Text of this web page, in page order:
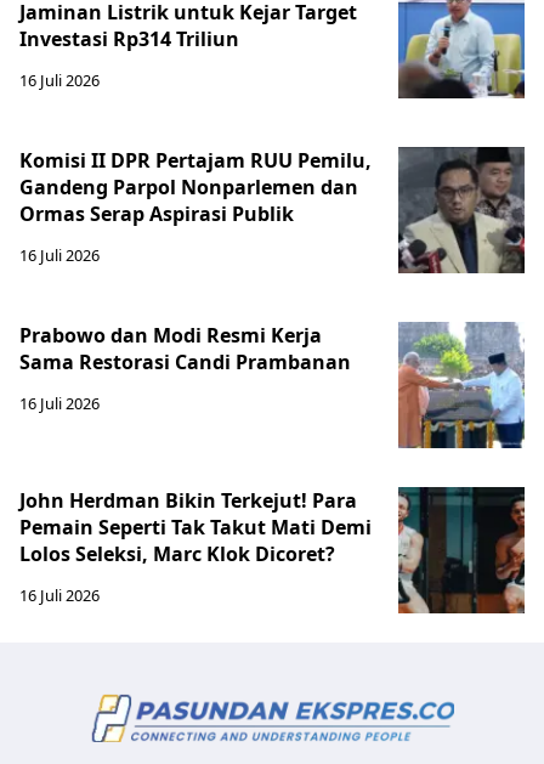
Jaminan Listrik untuk Kejar Target
Investasi Rp314 Triliun
16 Juli 2026
Komisi II DPR Pertajam RUU Pemilu,
Gandeng Parpol Nonparlemen dan
Ormas Serap Aspirasi Publik
16 Juli 2026
Prabowo dan Modi Resmi Kerja
Sama Restorasi Candi Prambanan
16 Juli 2026
John Herdman Bikin Terkejut! Para
Pemain Seperti Tak Takut Mati Demi
Lolos Seleksi, Marc Klok Dicoret?
16 Juli 2026